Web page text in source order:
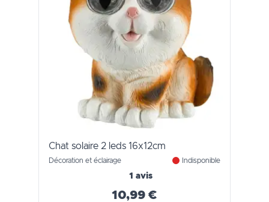
Chat solaire 2 leds 16x12cm
Décoration et éclairage Indisponible
1 avis
10,99 €